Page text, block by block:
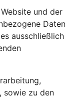
und der
Daten
ausschließlich
sowie zu den